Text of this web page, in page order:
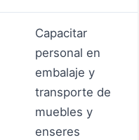
Capacitar
personal en
embalaje y
transporte de
muebles y
enseres